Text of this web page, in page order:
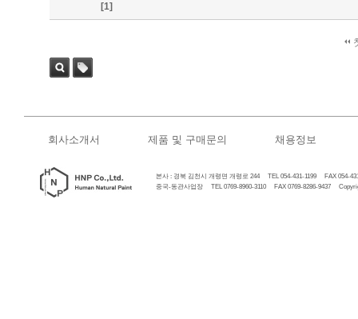
[1]
회사소개서 제품 및 구매문의 채용정보
본사 : 경북 김천시 개령면 개령로 244 TEL 054-431-1199 FAX 054-
중국-동관사업장 TEL 0769-8960-3110 FAX 0769-8286-9437